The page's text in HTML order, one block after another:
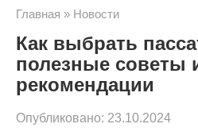
Главная » Новости
Как выбрать
полезные советы
рекомендации
Опубликовано: 23.10.2024